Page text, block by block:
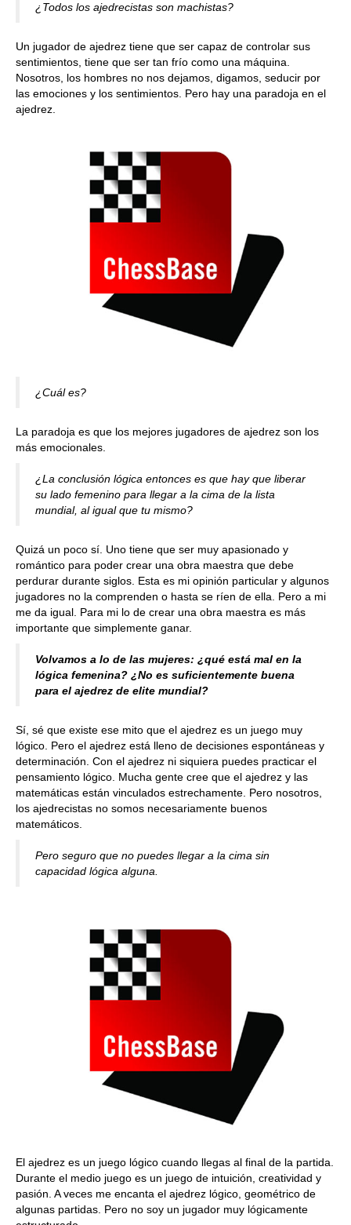
¿Todos los ajedrecistas son machistas?
Un jugador de ajedrez tiene que ser capaz de controlar sus
sentimientos, tiene que ser tan frío como una máquina.
Nosotros, los hombres no nos dejamos, digamos, seducir por
las emociones y los sentimientos. Pero hay una paradoja en el
ajedrez.
¿Cuál es?
La paradoja es que los mejores jugadores de ajedrez son los
más emocionales.
¿La conclusión lógica entonces es que hay que liberar
su lado femenino para llegar a la cima de la lista
mundial, al igual que tu mismo?
Quizá un poco sí. Uno tiene que ser muy apasionado y
romántico para poder crear una obra maestra que debe
perdurar durante siglos. Esta es mi opinión particular y algunos
jugadores no la comprenden o hasta se ríen de ella. Pero a mi
me da igual. Para mi lo de crear una obra maestra es más
importante que simplemente ganar.
Volvamos a lo de las mujeres: ¿qué está mal en la
lógica femenina? ¿No es suficientemente buena
para el ajedrez de elite mundial?
Sí, sé que existe ese mito que el ajedrez es un juego muy
lógico. Pero el ajedrez está lleno de decisiones espontáneas y
determinación. Con el ajedrez ni siquiera puedes practicar el
pensamiento lógico. Mucha gente cree que el ajedrez y las
matemáticas están vinculados estrechamente. Pero nosotros,
los ajedrecistas no somos necesariamente buenos
matemáticos.
Pero seguro que no puedes llegar a la cima sin
capacidad lógica alguna.
El ajedrez es un juego lógico cuando llegas al final de la partida.
Durante el medio juego es un juego de intuición, creatividad y
pasión. A veces me encanta el ajedrez lógico, geométrico de
algunas partidas. Pero no soy un jugador muy lógicamente